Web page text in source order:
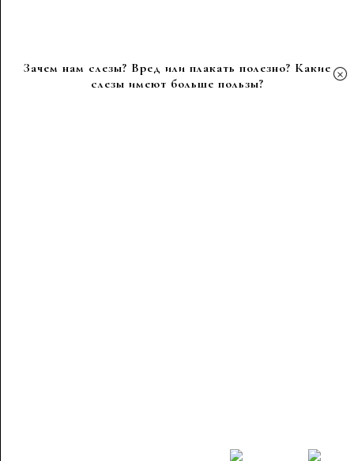
Зачем нам слезы? Вред или плакать полезно? Какие
слезы имеют больше пользы?
×